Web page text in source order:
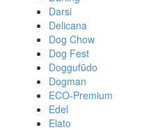
Darsi
Delicana
Dog Chow
Dog Fest
Doggufūdo
Dogman
ECO-Premium
Edel
Elato